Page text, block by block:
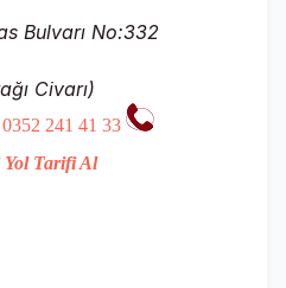
Bulvarı No:332
Civarı)
0352 241 41 33
Yol Tarifi Al